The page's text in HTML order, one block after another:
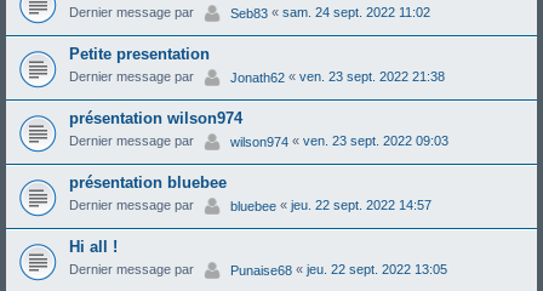
Dernier message par Seb83 « sam. 24 sept. 2022 11:02
Petite presentation
Dernier message par Jonath62 « ven. 23 sept. 2022 21:38
présentation wilson974
Dernier message par wilson974 « ven. 23 sept. 2022 09:03
présentation bluebee
Dernier message par bluebee « jeu. 22 sept. 2022 14:57
Hi all !
Dernier message par Punaise68 « jeu. 22 sept. 2022 13:05